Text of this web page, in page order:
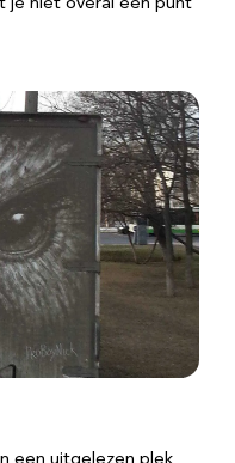
je niet overal een punt